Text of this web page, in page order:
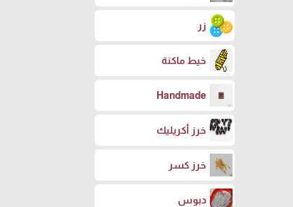
زر
خيط ماكنة
Handmade
خرز أكريليك
خرز كسر
دبوس